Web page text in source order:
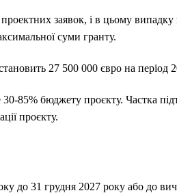
заявок, і в цьому
суми гранту.
27 500 000 євро на період
85% бюджету проєкту. Частка
проєкту.
до 31 грудня 2027 року або до